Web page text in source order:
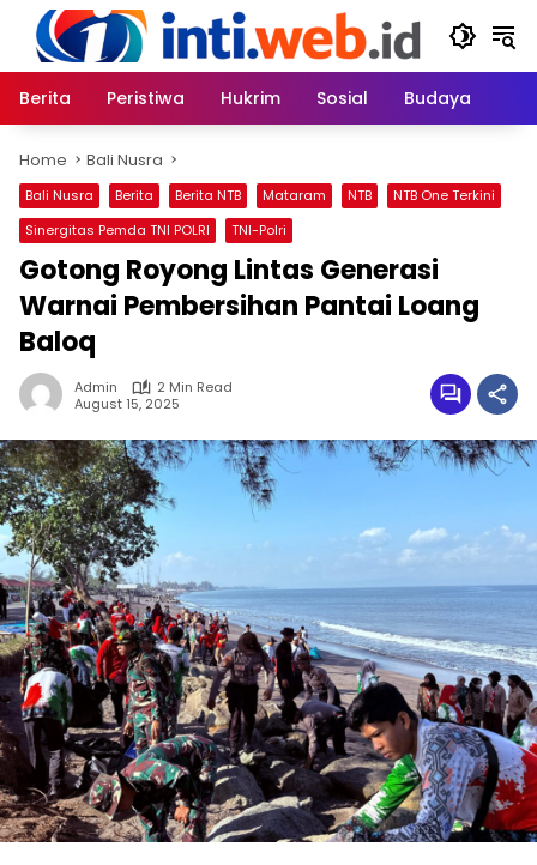
content
Berita
Peristiwa Hukrim Sosial Budaya
Home Bali Nusra
Bali Nusra Berita Berita NTB Mataram NTB
NTB One Terkini
Sinergitas Pemda TNI POLRI
TNI-Polri
Gotong Royong Lintas Generasi
Warnai Pembersihan Pantai Loang
Baloq
Admin
2 Min Read
August 15, 2025